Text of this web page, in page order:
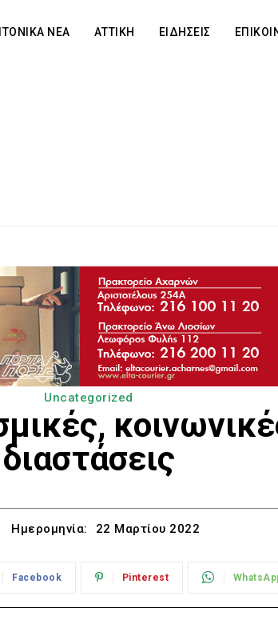
ΝΕΑ ΑΤΤΙΚΗ ΕΙΔΗΣΕΙΣ
Uncategorized
διαστάσεις
Ημερομηνία: 22 Μαρτίου 2022
Facebook Pinterest